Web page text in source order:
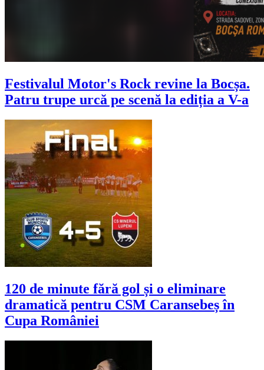
Festivalul Motor's Rock revine la Bocșa.
Patru trupe urcă pe scenă la ediția a V-a
120 de minute fără gol și o eliminare
dramatică pentru CSM Caransebeș în
Cupa României